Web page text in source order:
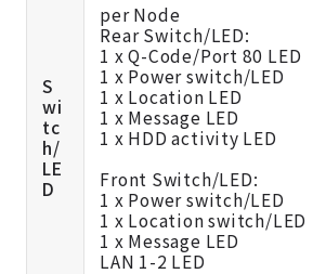
S
wi
tc
h/
LE
D
per Node
Rear Switch/LED:
1 x Q-Code/Port 80 LED
1 x Power switch/LED
1 x Location LED
1 x Message LED
1 x HDD activity LED
Front Switch/LED:
1 x Power switch/LED
1 x Location switch/LED
1 x Message LED
LAN 1-2 LED